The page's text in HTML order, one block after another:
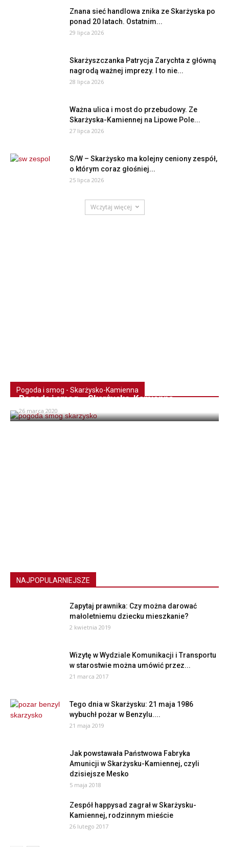
Znana sieć handlowa znika ze Skarżyska po
ponad 20 latach. Ostatnim...
29 lipca 2026
Skarżyszczanka Patrycja Zarychta z główną
nagrodą ważnej imprezy. I to nie...
28 lipca 2026
Ważna ulica i most do przebudowy. Ze
Skarżyska-Kamiennej na Lipowe Pole...
27 lipca 2026
S/W – Skarżysko ma kolejny ceniony zespół,
o którym coraz głośniej...
25 lipca 2026
Wczytaj więcej
Pogoda i smog - Skarżysko-Kamienna
Pogoda i smog – Skarżysko-Kamienna
26 marca 2020
NAJPOPULARNIEJSZE
Zapytaj prawnika: Czy można darować
małoletniemu dziecku mieszkanie?
2 kwietnia 2019
Wizytę w Wydziale Komunikacji i Transportu
w starostwie można umówić przez...
21 marca 2017
Tego dnia w Skarżysku: 21 maja 1986
wybuchł pożar w Benzylu....
21 maja 2019
Jak powstawała Państwowa Fabryka
Amunicji w Skarżysku-Kamiennej, czyli
dzisiejsze Mesko
5 maja 2018
Zespół happysad zagrał w Skarżysku-
Kamiennej, rodzinnym mieście
26 lutego 2017